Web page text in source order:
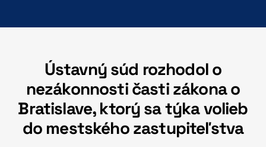
Ústavný súd rozhodol o
nezákonnosti časti zákona o
Bratislave, ktorý sa týka volieb
do mestského zastupiteľstva